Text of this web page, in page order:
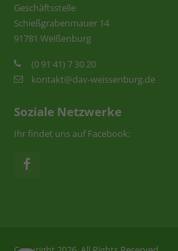
Geschäftsstelle
Schießgrabenmauer 14
91781 Weißenburg
(0 91 41) 7 30 20
kontakt@dav-weissenburg.de
Soziale Netzwerke
Ihr findet uns auf Facebook: